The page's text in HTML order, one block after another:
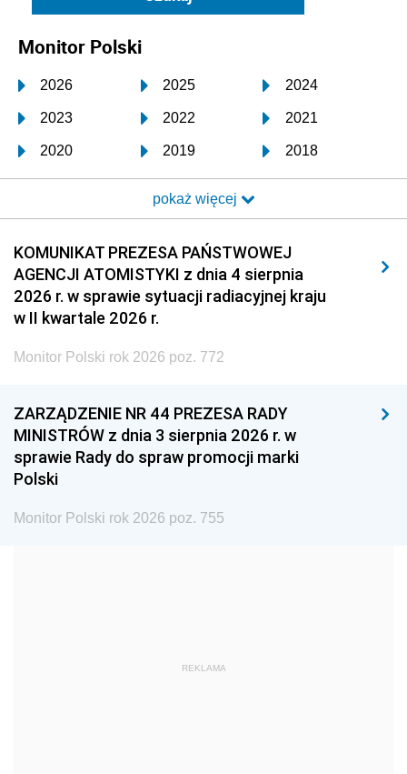
Monitor Polski
2026 2025 2024
2023 2022 2021
2020 2019 2018
2017 2016 2015
2014 2013 2012
2011 2010 2009
2008 2007 2006
2005
1996 1995 1994
1993 1992 1991
1990
1987 1986
1971
pokaż więcej
KOMUNIKAT PREZESA PAŃSTWOWEJ
AGENCJI ATOMISTYKI z dnia 4 sierpnia
2026 r. w sprawie sytuacji radiacyjnej kraju
w II kwartale 2026 r.
Monitor Polski rok 2026 poz. 772
ZARZĄDZENIE NR 44 PREZESA RADY
MINISTRÓW z dnia 3 sierpnia 2026 r. w
sprawie Rady do spraw promocji marki
Polski
Monitor Polski rok 2026 poz. 755
REKLAMA